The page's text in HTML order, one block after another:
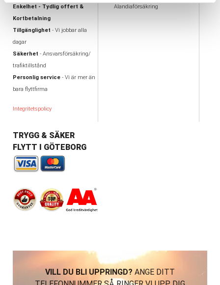
Enkelhet - Tydlig offert &
Kortbetalning
Tillgänglighet - Vi jobbar alla
dagar
Säkerhet - Ansvarsförsäkring/
trafiktillstånd
Personlig service- Vi är mer än
bara flyttfirma
Integritetspolicy
Alandiaförsäkring
TRYGG & SÄKER
FLYTT I GÖTEBORG
VILL DU BLI UPPRINGD? ANGE DITT